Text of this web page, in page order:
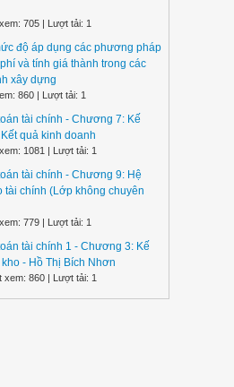
705 | Lượt tải: 1
độ áp dụng các phương pháp
và tính giá thành trong các
xây dựng
860 | Lượt tải: 1
tài chính - Chương 7: Kế
quả kinh doanh
1081 | Lượt tải: 1
tài chính - Chương 9: Hệ
tài chính (Lớp không chuyên
779 | Lượt tải: 1
tài chính 1 - Chương 3: Kế
- Hồ Thị Bích Nhơn
xem: 860 | Lượt tải: 1